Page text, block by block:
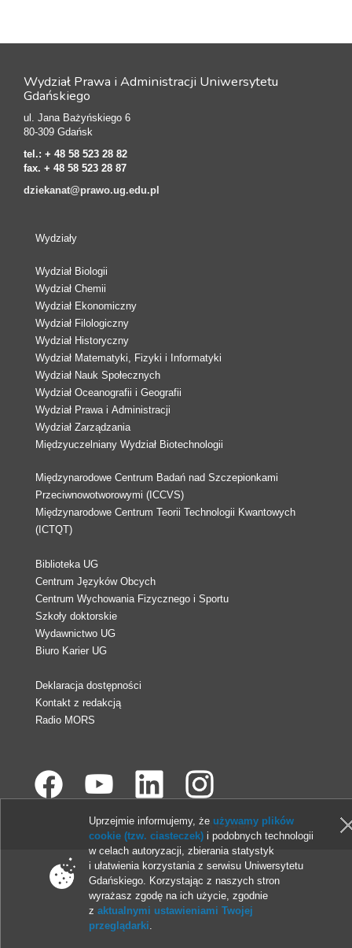
Wydział Prawa i Administracji Uniwersytetu
Gdańskiego
ul. Jana Bażyńskiego 6
80-309 Gdańsk
tel.: + 48 58 523 28 82
fax. + 48 58 523 28 87
dziekanat@prawo.ug.edu.pl
Wydziały
Wydział Biologii
Wydział Chemii
Wydział Ekonomiczny
Wydział Filologiczny
Wydział Historyczny
Wydział Matematyki, Fizyki i Informatyki
Wydział Nauk Społecznych
Wydział Oceanografii i Geografii
Wydział Prawa i Administracji
Wydział Zarządzania
Międzyuczelniany Wydział Biotechnologii
Międzynarodowe Centrum Badań nad Szczepionkami
Przeciwnowotworowymi (ICCVS)
Międzynarodowe Centrum Teorii Technologii Kwantowych
(ICTQT)
Biblioteka UG
Centrum Języków Obcych
Centrum Wychowania Fizycznego i Sportu
Szkoły doktorskie
Wydawnictwo UG
Biuro Karier UG
Deklaracja dostępności
Kontakt z redakcją
Radio MORS
© 2013-2026 Uniwersytet Gdański
Uprzejmie informujemy, że używamy plików
cookie (tzw. ciasteczek) i podobnych technologii
w celach autoryzacji, zbierania statystyk
i ułatwienia korzystania z serwisu Uniwersytetu
Gdańskiego. Korzystając z naszych stron
wyrażasz zgodę na ich użycie, zgodnie
zaktualnymi ustawieniami Twojej
przeglądarki.